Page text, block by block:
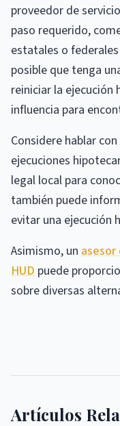
proveedor de
paso requerido,
estatales o
posible que tenga
reiniciar la
influencia para
Considere hablar
ejecuciones
legal local para
también puede
evitar una ejecución
Asimismo, un
HUD puede
sobre diversas
Artículos